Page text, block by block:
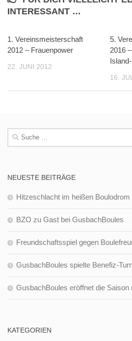
INTERESSANT …
1. Vereinsmeisterschaft
2012 – Frauenpower
22. JUNI 2012
5.
2016
16.
Suche
nach:
NEUESTE BEITRÄGE
Hitzeschlacht im heißen Boulodrom
BZO zu Gast bei GusbachBoules
Freundschaftsspiel gegen
GusbachBoules spielte Benefiz-
GusbachBoules eröffnet die
KATEGORIEN